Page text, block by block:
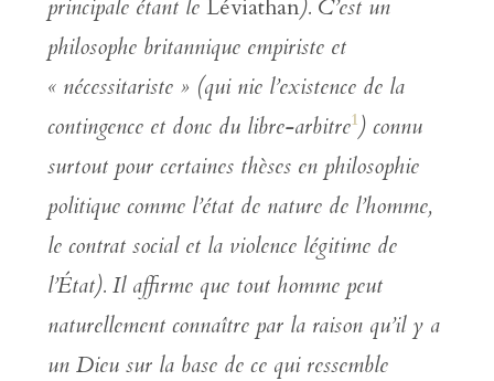
principale étant le Léviathan). C’est un
philosophe britannique empiriste et
« nécessitariste » (qui nie l’existence de la
contingence et donc du libre-arbitre1) connu
surtout pour certaines thèses en philosophie
politique comme l’état de nature de l’homme,
le contrat social et la violence légitime de
l’État). Il affirme que tout homme peut
naturellement connaître par la raison qu’il y a
un Dieu sur la base de ce qui ressemble